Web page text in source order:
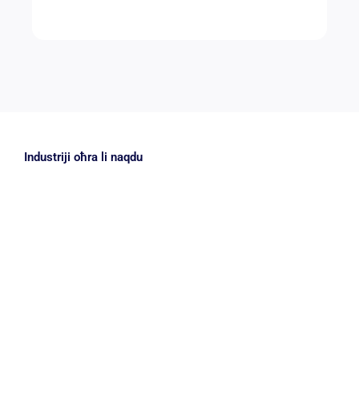
Industriji oħra li naqdu